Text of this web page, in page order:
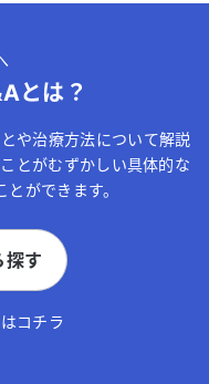
とは？
や治療方法について解説
とがむずかしい具体的な
ができます。
探す
コチラ